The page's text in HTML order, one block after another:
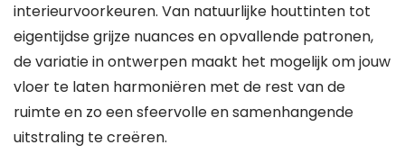
interieurvoorkeuren. Van natuurlijke houttinten tot
eigentijdse grijze nuances en opvallende patronen,
de variatie in ontwerpen maakt het mogelijk om jouw
vloer te laten harmoniëren met de rest van de
ruimte en zo een sfeervolle en samenhangende
uitstraling te creëren.